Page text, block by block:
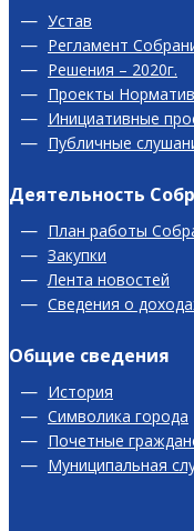
Устав
Регламент
Решения – 2020г.
Проекты
Инициативные
Публичные
Деятельность
План работы
Закупки
Лента новостей
Сведения о
Общие сведения
История
Символика города
Почетные
Муниципальная